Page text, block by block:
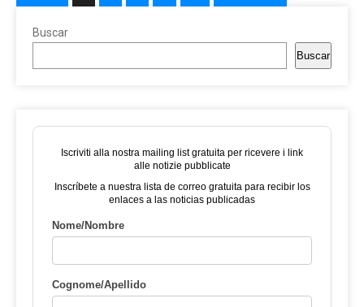
Buscar
Buscar
Iscriviti alla nostra mailing list gratuita per ricevere i link
alle notizie pubblicate
Inscríbete a nuestra lista de correo gratuita para recibir los
enlaces a las noticias publicadas
Nome/Nombre
Cognome/Apellido